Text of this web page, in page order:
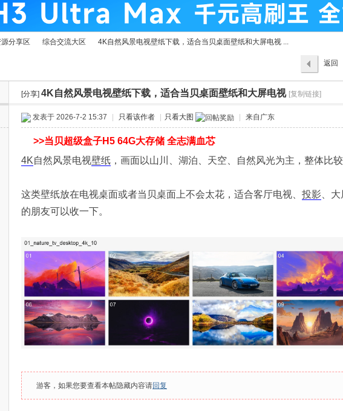
分享区
›
综合交流大区
›
4K自然风景电视壁纸下载，适合当贝桌面壁纸和大屏电视 ...
返回
列表
[分享] 4K自然风景电视壁纸下载，适合当贝桌面壁纸和大屏电视 [复制链接]
发表于 2026-7-2 15:37 只看该作者 只看大图 来自广东
>>当贝超级盒子H5 64G大存储 全志满血芯
4K自然风景电视壁纸 ，画面以山川、湖泊、天空、自然风光为主，整体比
这类壁纸放在电视桌面或者当贝桌面上不会太花，适合客厅电视、 投影 、
的朋友可以收一下。
游客，如果您要查看本帖隐藏内容请回复